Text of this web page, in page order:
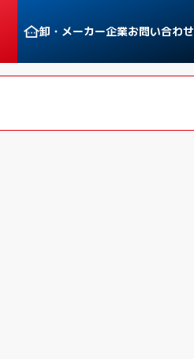
卸・メーカー企業お問い合わせ